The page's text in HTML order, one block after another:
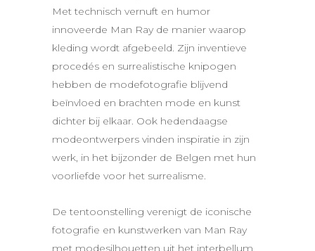
Met technisch vernuft en humor
innoveerde Man Ray de manier waarop
kleding wordt afgebeeld. Zijn inventieve
procedés en surrealistische knipogen
hebben de modefotografie blijvend
beïnvloed en brachten mode en kunst
dichter bij elkaar. Ook hedendaagse
modeontwerpers vinden inspiratie in zijn
werk, in het bijzonder de Belgen met hun
voorliefde voor het surrealisme.
De tentoonstelling verenigt de iconische
fotografie en kunstwerken van Man Ray
met modesilhouetten uit het interbellum